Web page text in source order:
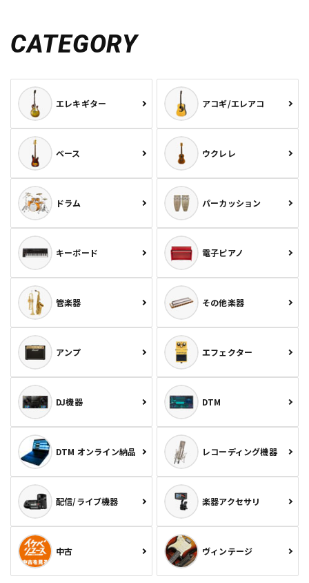
CATEGORY
エレキギター アコギ/エレアコ
ベース ウクレレ
ドラム パーカッション
キーボード 電子ピアノ
管楽器 その他楽器
アンプ エフェクター
DJ機器 DTM
DTM オンライン納品 レコーディング機器
配信/ライブ機器 楽器アクセサリ
中古 ヴィンテージ